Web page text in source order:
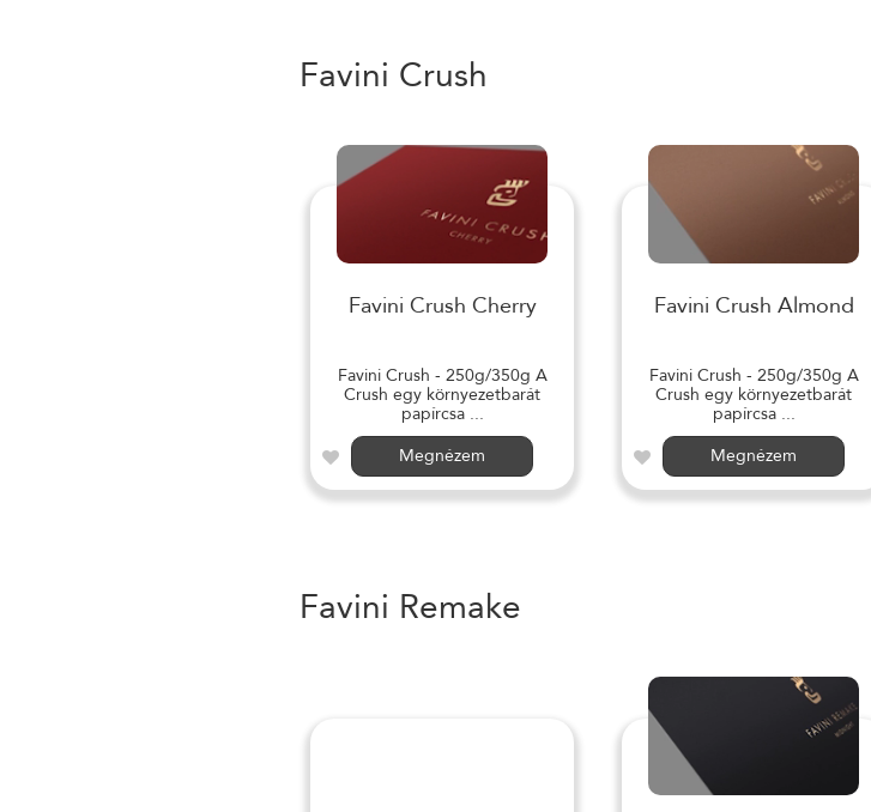
Favini Crush
Favini Crush Cherry
Favini Crush - 250g/350g A
Crush egy környezetbarát
papírcsa ...
Megnézem
Favini Crush Almond
Favini Crush - 250g/350g A
Crush egy környezetbarát
papírcsa ...
Megnézem
Favini Remake